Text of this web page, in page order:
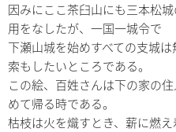
因みにここ茶臼山にも三本松
用をなしたが、一国一城令で
下瀬山城を始めすべての支城
索もしたいところである。
この絵、百姓さんは下の家の
めて帰る時である。
枯枝は火を熾すとき、薪に燃